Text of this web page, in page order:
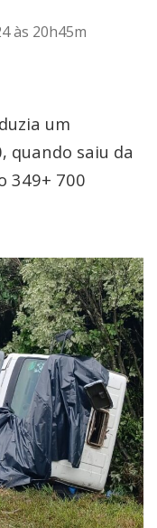
às 20h45m
um
quando saiu da
349+ 700